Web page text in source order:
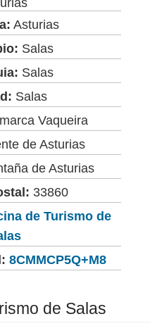
Asturias
Salas
Salas
Salas
Vaqueira
de Asturias
de Asturias
33860
de Turismo de
8CMMCP5Q+M8
de Salas